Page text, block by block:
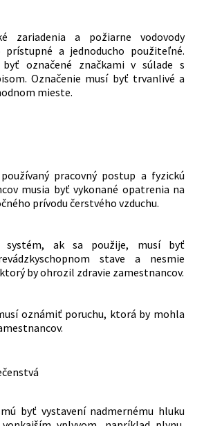
zariadenia a požiarne vodovody
a jednoducho použiteľné.
byť označené značkami v súlade s
Označenie musí byť trvanlivé a
mieste.
pracovný postup a fyzickú
musia byť vykonané opatrenia na
prívodu čerstvého vzduchu.
systém, ak sa použije, musí byť
stave a nesmie
by ohrozil zdravie zamestnancov.
oznámiť poruchu, ktorá by mohla
byť vystavení nadmernému hluku